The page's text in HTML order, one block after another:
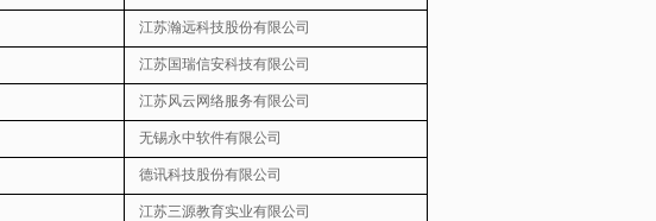
江苏瀚远科技股份有限公司
江苏国瑞信安科技有限公司
江苏风云网络服务有限公司
无锡永中软件有限公司
德讯科技股份有限公司
江苏三源教育实业有限公司